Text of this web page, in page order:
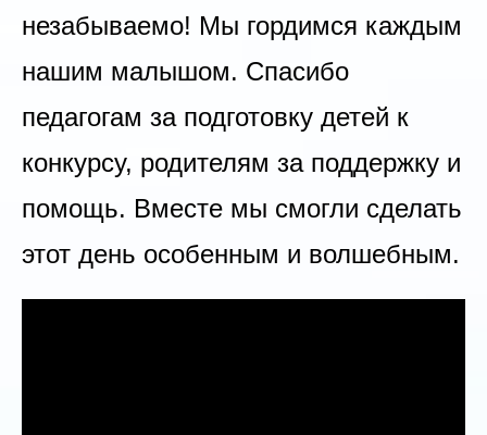
незабываемо! Мы гордимся каждым
нашим малышом. Спасибо
педагогам за подготовку детей к
конкурсу, родителям за поддержку и
помощь. Вместе мы смогли сделать
этот день особенным и волшебным.